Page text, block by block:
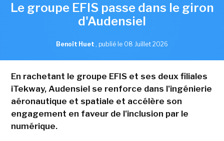
Le groupe EFIS passe dans le giron
d'Audensiel
Benoît Huet , publié le 08 Juillet 2026
En rachetant le groupe EFIS et ses deux filiales
iTekway, Audensiel se renforce dans l'ingénierie
aéronautique et spatiale et accélère son
engagement en faveur de l'inclusion par le
numérique.